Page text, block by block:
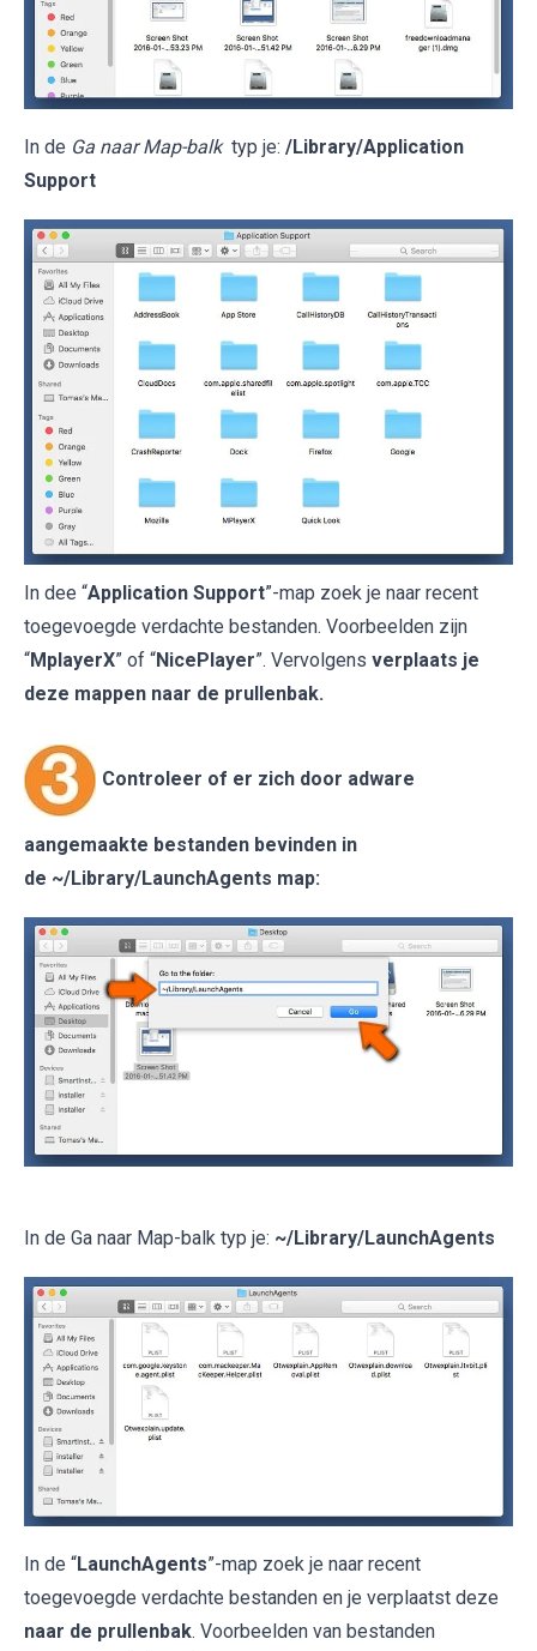
In de Ga naar Map-balk typ je: /Library/Application
Support
In dee “Application Support”-map zoek je naar recent
toegevoegde verdachte bestanden. Voorbeelden zijn
“MplayerX” of “NicePlayer”. Vervolgens verplaats je
deze mappen naar de prullenbak.
Controleer of er zich door adware
aangemaakte bestanden bevinden in
de ~/Library/LaunchAgents map:
In de Ga naar Map-balk typ je: ~/Library/LaunchAgents
In de “LaunchAgents”-map zoek je naar recent
toegevoegde verdachte bestanden en je verplaatst deze
naar de prullenbak. Voorbeelden van bestanden